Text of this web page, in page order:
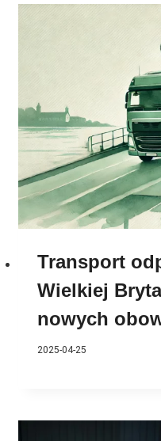
Transport
Wielkiej
nowych
2025-04-25